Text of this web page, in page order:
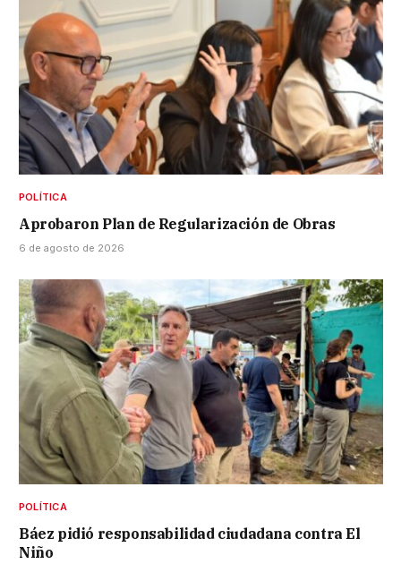
POLÍTICA
Aprobaron Plan de Regularización de Obras
6 de agosto de 2026
POLÍTICA
Báez pidió responsabilidad ciudadana contra El
Niño